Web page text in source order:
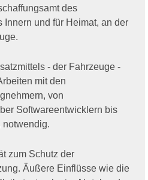
des
Innern und für Heimat, an der
- der Fahrzeuge -
mit den
von
Softwareentwicklern bis
notwendig.
zum Schutz der
Äußere Einflüsse wie die